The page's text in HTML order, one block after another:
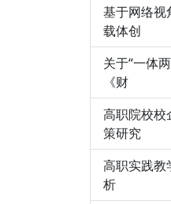
基于网络视
载体创
关于“一体
《财
高职院校校
策研究
高职实践教
析